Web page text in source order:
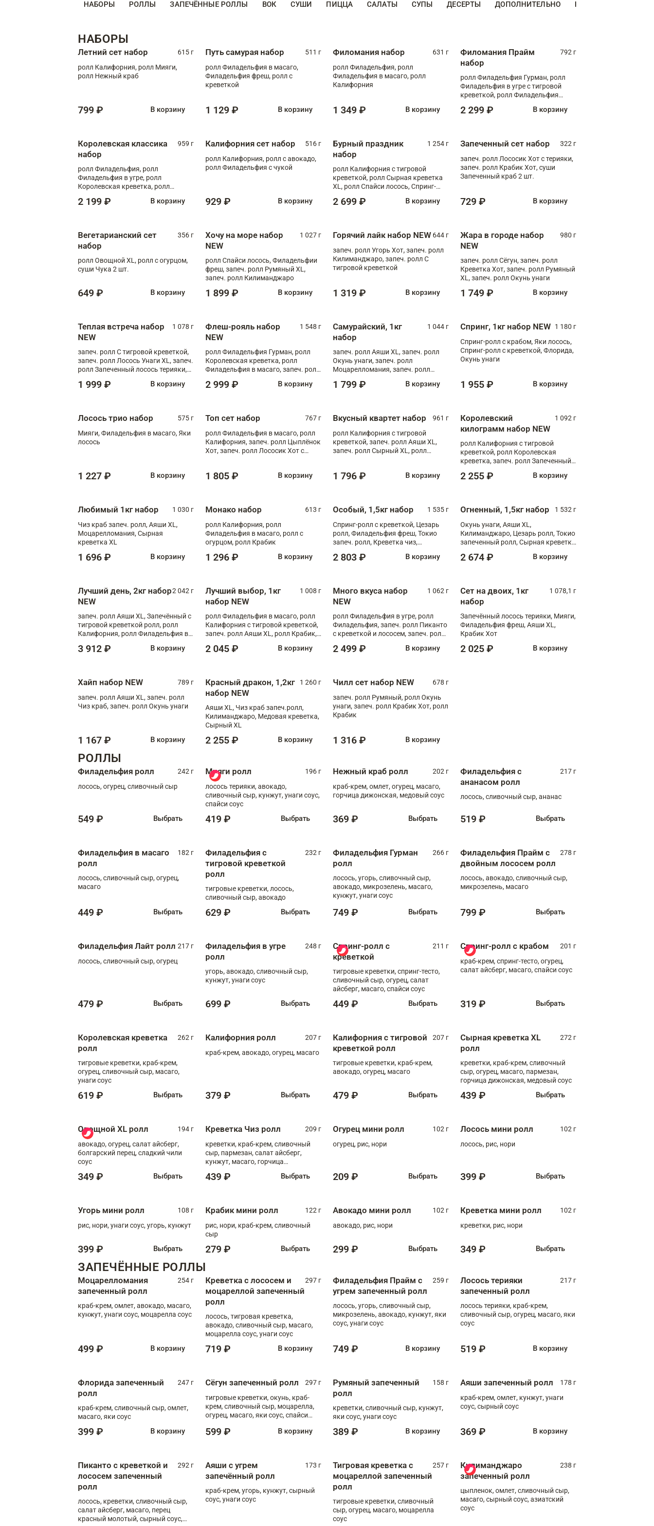
НАБОРЫ РОЛЛЫ ЗАПЕЧЁННЫЕ РОЛЛЫ ВОК СУШИ ПИЦЦА САЛАТЫ СУПЫ ДЕСЕРТЫ ДОПОЛНИТЕЛЬНО
НАБОРЫ
Летний сет набор
615 г
ролл Калифорния, ролл Мияги,
ролл Нежный краб
799 ₽ В корзину
Путь самурая набор
511 г
ролл Филадельфия в масаго,
Филадельфия фреш, ролл с
креветкой
1 129 ₽ В корзину
Филомания набор
631 г
ролл Филадельфия, ролл
Филадельфия в масаго, ролл
Калифорния
1 349 ₽ В корзину
Филомания Прайм
набор
792 г
ролл Филадельфия Гурман, ролл
Филадельфия в угре с тигровой
креветкой, ролл Филадельфия
2 299 ₽ В корзину
Королевская классика
набор
959 г
ролл Филадельфия, ролл
Филадельфия в угре, ролл
Королевская креветка, ролл
2 199 ₽ В корзину
Калифорния сет набор
516 г
ролл Калифорния, ролл с авокадо,
ролл Филадельфия с чукой
929 ₽ В корзину
Бурный праздник
набор
1 254 г
ролл Калифорния с тигровой
креветкой, ролл Сырная креветка
XL, ролл Спайси лосось, Спринг-
Медовая креветка
2 699 ₽ В корзину
Запеченный сет набор
322 г
запеч. ролл Лососик Хот с терияки,
запеч. ролл Крабик Хот, суши
Запеченный краб 2 шт.
729 ₽ В корзину
Вегетарианский сет
набор
356 г
ролл Овощной XL, ролл с огурцом,
суши Чука 2 шт.
649 ₽ В корзину
Хочу на море набор
NEW
1 027 г
ролл Спайси лосось, Филадельфии
фреш, запеч. ролл Румяный XL,
запеч. ролл Килиманджаро
1 899 ₽ В корзину
Горячий лайк набор NEW 644 г
запеч. ролл Угорь Хот, запеч. ролл
Килиманджаро, запеч. ролл С
тигровой креветкой
1 319 ₽ В корзину
Жара в городе набор
NEW
980 г
запеч. ролл Сёгун, запеч. ролл
Креветка Хот, запеч. ролл Румяный
XL, запеч. ролл Окунь унаги
1 749 ₽ В корзину
Теплая встреча набор
NEW
1 078 г
запеч. ролл С тигровой креветкой,
запеч. ролл Лосось Унаги XL, запеч.
ролл Запеченный лосось терияки,
1 999 ₽ В корзину
Флеш-рояль набор
NEW
1 548 г
ролл Филадельфия Гурман, ролл
Королевская креветка, ролл
Филадельфия в масаго, запеч. ролл
Тигровая креветка с моцареллой,
2 999 ₽ В корзину
Самурайский, 1кг
набор
1 044 г
запеч. ролл Аяши XL, запеч. ролл
Окунь унаги, запеч. ролл
Моцарелломания, запеч. ролл
1 799 ₽ В корзину
Спринг, 1кг набор NEW 1 180 г
Спринг-ролл с крабом, Яки лосось,
Спринг-ролл с креветкой, Флорида,
Окунь унаги
1 955 ₽ В корзину
Лосось трио набор
575 г
Мияги, Филадельфия в масаго, Яки
лосось
1 227 ₽ В корзину
Топ сет набор
767 г
ролл Филадельфия в масаго, ролл
Калифорния, запеч. ролл Цыплёнок
Хот, запеч. ролл Лососик Хот с
1 805 ₽ В корзину
Вкусный квартет набор
961 г
ролл Калифорния с тигровой
креветкой, запеч. ролл Аяши XL,
запеч. ролл Сырный XL, ролл
1 796 ₽ В корзину
Королевский
килограмм набор NEW
1 092 г
ролл Калифорния с тигровой
креветкой, ролл Королевская
креветка, запеч. ролл Запеченный
XL, запеч. ролл Крабик Хот
2 255 ₽ В корзину
Любимый 1кг набор
1 030 г
Чиз краб запеч. ролл, Аяши XL,
Моцарелломания, Сырная
креветка XL
1 696 ₽ В корзину
Монако набор
613 г
ролл Калифорния, ролл
Филадельфия в масаго, ролл с
огурцом, ролл Крабик
1 296 ₽ В корзину
Особый, 1,5кг набор
1 535 г
Спринг-ролл с креветкой, Цезарь
ролл, Филадельфия фреш, Токио
запеч. ролл, Креветка чиз,
Флорида
2 803 ₽ В корзину
Огненный, 1,5кг набор
1 532 г
Окунь унаги, Аяши XL,
Килиманджаро, Цезарь ролл, Токио
запеченный ролл, Сырная креветка
2 674 ₽ В корзину
Лучший день, 2кг набор
NEW
2 042 г
запеч. ролл Аяши XL, Запечённый с
тигровой креветкой ролл, ролл
Калифорния, ролл Филадельфия в
запеч. ролл Моцарелломания, ролл
3 912 ₽ В корзину
Лучший выбор, 1кг
набор NEW
1 008 г
ролл Филадельфия в масаго, ролл
Калифорния с тигровой креветкой,
запеч. ролл Аяши XL, ролл Крабик,
2 045 ₽ В корзину
Много вкуса набор
NEW
1 062 г
ролл Филадельфия в угре, ролл
Филадельфия, запеч. ролл Пиканто
с креветкой и лососем, запеч. ролл
2 499 ₽ В корзину
Сет на двоих, 1кг
набор
1 078,1 г
Запечённый лосось терияки, Мияги,
Филадельфия фреш, Аяши XL,
Крабик Хот
2 025 ₽ В корзину
Хайп набор NEW
789 г
запеч. ролл Аяши XL, запеч. ролл
Чиз краб, запеч. ролл Окунь унаги
1 167 ₽ В корзину
Красный дракон, 1,2кг
набор NEW
1 260 г
Аяши XL, Чиз краб запеч.ролл,
Килиманджаро, Медовая креветка,
Сырный XL
2 255 ₽ В корзину
Чилл сет набор NEW
678 г
запеч. ролл Румяный, ролл Окунь
унаги, запеч. ролл Крабик Хот, ролл
Крабик
1 316 ₽ В корзину
РОЛЛЫ
Филадельфия ролл
242 г
лосось, огурец, сливочный сыр
549 ₽ Выбрать
Мияги ролл
196 г
лосось терияки, авокадо,
сливочный сыр, кунжут, унаги соус,
спайси соус
419 ₽ Выбрать
Нежный краб ролл
202 г
краб-крем, омлет, огурец, масаго,
горчица дижонская, медовый соус
369 ₽ Выбрать
Филадельфия с
ананасом ролл
217 г
лосось, сливочный сыр, ананас
519 ₽ Выбрать
Филадельфия в масаго
ролл
182 г
лосось, сливочный сыр, огурец,
масаго
449 ₽ Выбрать
Филадельфия с
тигровой креветкой
ролл
232 г
тигровые креветки, лосось,
сливочный сыр, авокадо
629 ₽ Выбрать
Филадельфия Гурман
ролл
266 г
лосось, угорь, сливочный сыр,
авокадо, микрозелень, масаго,
кунжут, унаги соус
749 ₽ Выбрать
Филадельфия Прайм с
двойным лососем ролл
278 г
лосось, авокадо, сливочный сыр,
микрозелень, масаго
799 ₽ Выбрать
Филадельфия Лайт ролл 217 г
лосось, сливочный сыр, огурец
479 ₽ Выбрать
Филадельфия в угре
ролл
248 г
угорь, авокадо, сливочный сыр,
кунжут, унаги соус
699 ₽ Выбрать
Спринг-ролл с
креветкой
211 г
тигровые креветки, спринг-тесто,
сливочный сыр, огурец, салат
айсберг, масаго, спайси соус
449 ₽ Выбрать
Спринг-ролл с крабом
201 г
краб-крем, спринг-тесто, огурец,
салат айсберг, масаго, спайси соус
319 ₽ Выбрать
Королевская креветка
ролл
262 г
тигровые креветки, краб-крем,
огурец, сливочный сыр, масаго,
унаги соус
619 ₽ Выбрать
Калифорния ролл
207 г
краб-крем, авокадо, огурец, масаго
379 ₽ Выбрать
Калифорния с тигровой
креветкой ролл
207 г
тигровые креветки, краб-крем,
авокадо, огурец, масаго
479 ₽ Выбрать
Сырная креветка XL
ролл
272 г
креветки, краб-крем, сливочный
сыр, огурец, масаго, пармезан,
горчица дижонская, медовый соус
439 ₽ Выбрать
Овощной XL ролл
194 г
авокадо, огурец, салат айсберг,
болгарский перец, сладкий чили
соус
349 ₽ Выбрать
Креветка Чиз ролл
209 г
креветки, краб-крем, сливочный
сыр, пармезан, салат айсберг,
кунжут, масаго, горчица
439 ₽ Выбрать
Огурец мини ролл
102 г
огурец, рис, нори
209 ₽ Выбрать
Лосось мини ролл
102 г
лосось, рис, нори
399 ₽ Выбрать
Угорь мини ролл
108 г
рис, нори, унаги соус, угорь, кунжут
399 ₽ Выбрать
Крабик мини ролл
122 г
рис, нори, краб-крем, сливочный
сыр
279 ₽ Выбрать
Авокадо мини ролл
102 г
авокадо, рис, нори
299 ₽ Выбрать
Креветка мини ролл
102 г
креветки, рис, нори
349 ₽ Выбрать
ЗАПЕЧЁННЫЕ РОЛЛЫ
Моцарелломания
запеченный ролл
254 г
краб-крем, омлет, авокадо, масаго,
кунжут, унаги соус, моцарелла соус
499 ₽ В корзину
Креветка с лососем и
моцареллой запеченный
ролл
297 г
лосось, тигровая креветка,
авокадо, сливочный сыр, масаго,
моцарелла соус, унаги соус
719 ₽ В корзину
Филадельфия Прайм с
угрем запеченный ролл
259 г
лосось, угорь, сливочный сыр,
микрозелень, авокадо, кунжут, яки
соус, унаги соус
749 ₽ В корзину
Лосось терияки
запеченный ролл
217 г
лосось терияки, краб-крем,
сливочный сыр, огурец, масаго, яки
соус
519 ₽ В корзину
Флорида запеченный
ролл
247 г
краб-крем, сливочный сыр, омлет,
масаго, яки соус
399 ₽ В корзину
Сёгун запеченный ролл
297 г
тигровые креветки, окунь, краб-
крем, сливочный сыр, моцарелла,
огурец, масаго, яки соус, спайси
599 ₽ В корзину
Румяный запеченный
ролл
158 г
креветки, сливочный сыр, кунжут,
яки соус, унаги соус
389 ₽ В корзину
Аяши запеченный ролл
178 г
краб-крем, омлет, кунжут, унаги
соус, сырный соус
369 ₽ В корзину
Пиканто с креветкой и
лососем запеченный
ролл
292 г
лосось, креветки, сливочный сыр,
салат айсберг, масаго, перец
красный молотый, сырный соус,
Аяши с угрем
запечённый ролл
173 г
краб-крем, угорь, кунжут, сырный
соус, унаги соус
Тигровая креветка с
моцареллой запеченный
ролл
257 г
тигровые креветки, сливочный
сыр, огурец, масаго, моцарелла
соус
Килиманджаро
запеченный ролл
238 г
цыпленок, омлет, сливочный сыр,
масаго, сырный соус, азиатский
соус